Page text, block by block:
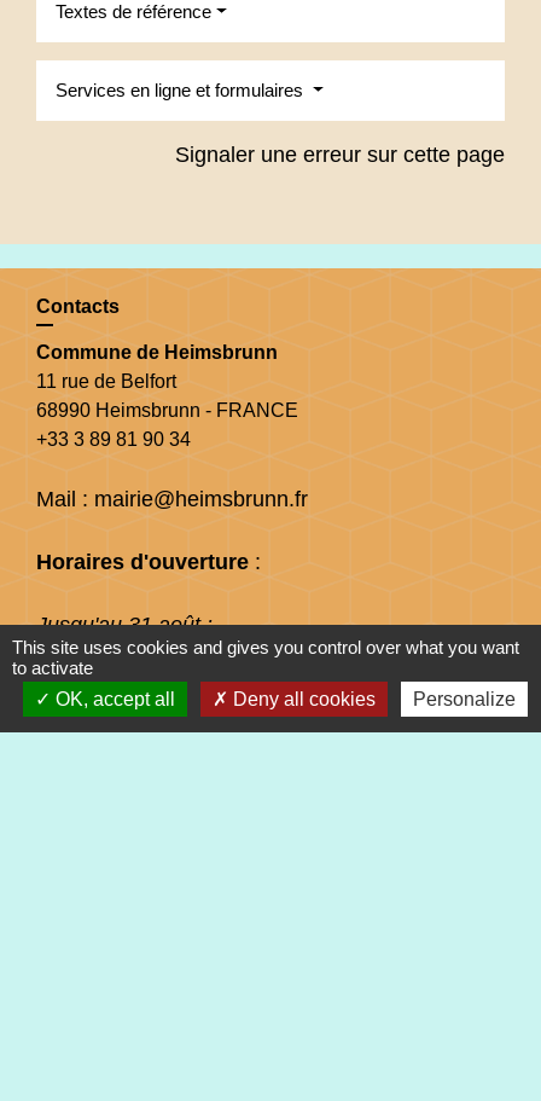
Textes de référence
Services en ligne et formulaires
Signaler une erreur sur cette page
Contacts
Commune de Heimsbrunn
11 rue de Belfort
68990 Heimsbrunn - FRANCE
+33 3 89 81 90 34
Mail : mairie@heimsbrunn.fr
Horaires d'ouverture :
Jusqu'au 31 août :
Lundi : 8h à 15h
Mardi : 8h à 15h
Mercredi : 8h à 15h
This site uses cookies and gives you control over what you want
to activate
OK, accept all
Deny all cookies Personalize